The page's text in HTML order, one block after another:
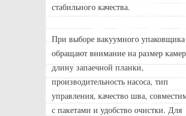
стабильного качества.
При выборе вакуумного упаковщика
обращают внимание на размер
длину запаечной планки,
производительность насоса, тип
управления, качество шва,
с пакетами и удобство очистки. Для